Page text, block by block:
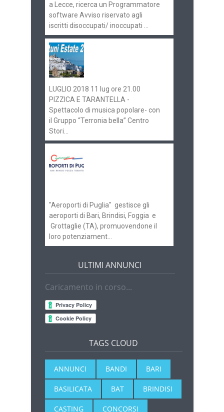
a Lecce, ricerca un Programmatore
software Avviso riservato agli
iscritti disoccupati/ inoccupati ...
LUGLIO 2018 11 lug ore 21.00
PIZZICA E TARANTELLA -
Spettacolo di musica popolare- con
il Gruppo “Terronia bella” Centro
Stori...
"Aeroporti di Puglia" gestisce gli
aeroporti di Bari, Brindisi, Foggia e
Grottaglie (TA), promuovendone il
loro potenziament...
ULTIMI ANNUNCI
Caricamento in corso...
TAGS CLOUD
ANNUNCI BANDI BARI
BASILICATA BAT BRINDISI
CASTING CONCORSI